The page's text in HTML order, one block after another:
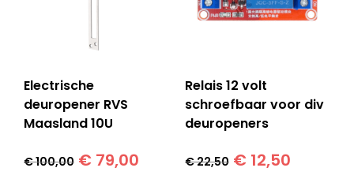
Electrische
deuropener RVS
Maasland 10U
€100,00 Oorspronkelijke
€ 79,00 Huidige
Relais 12 volt
schroefbaar voor div
deuropeners
€22,50 € 12,50